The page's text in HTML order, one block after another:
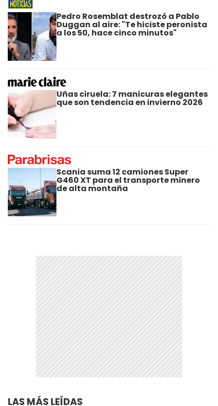
Pedro Rosemblat destrozó a Pablo
Duggan al aire: "Te hiciste peronista
a los 50, hace cinco minutos"
Uñas ciruela: 7 manicuras elegantes
que son tendencia en invierno 2026
Scania suma 12 camiones Super
G460 XT para el transporte minero
de alta montaña
LAS MÁS LEÍDAS